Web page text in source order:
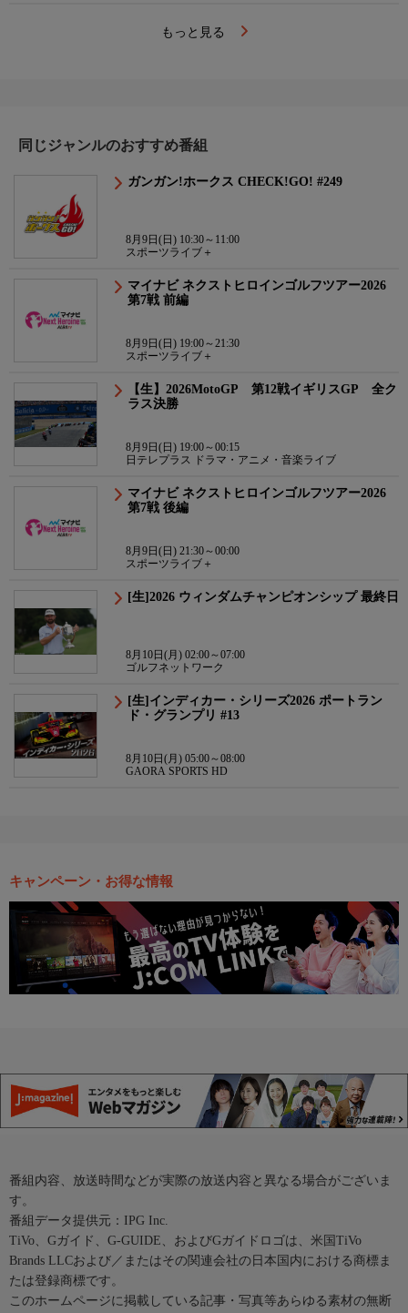
もっと見る
同じジャンルのおすすめ番組
ガンガン!ホークス CHECK!GO! #249
8月9日(日) 10:30～11:00
スポーツライブ＋
マイナビ ネクストヒロインゴルフツアー2026
第7戦 前編
8月9日(日) 19:00～21:30
スポーツライブ＋
【生】2026MotoGP 第12戦イギリスGP 全ク
ラス決勝
8月9日(日) 19:00～00:15
日テレプラス ドラマ・アニメ・音楽ライブ
マイナビ ネクストヒロインゴルフツアー2026
第7戦 後編
8月9日(日) 21:30～00:00
スポーツライブ＋
[生]2026 ウィンダムチャンピオンシップ 最終日
8月10日(月) 02:00～07:00
ゴルフネットワーク
[生]インディカー・シリーズ2026 ポートラン
ド・グランプリ #13
8月10日(月) 05:00～08:00
GAORA SPORTS HD
キャンペーン・お得な情報
番組内容、放送時間などが実際の放送内容と異なる場合がございま
す。
番組データ提供元：IPG Inc.
TiVo、Gガイド、G-GUIDE、およびGガイドロゴは、米国TiVo
Brands LLCおよび／またはその関連会社の日本国内における商標ま
たは登録商標です。
このホームページに掲載している記事・写真等あらゆる素材の無断